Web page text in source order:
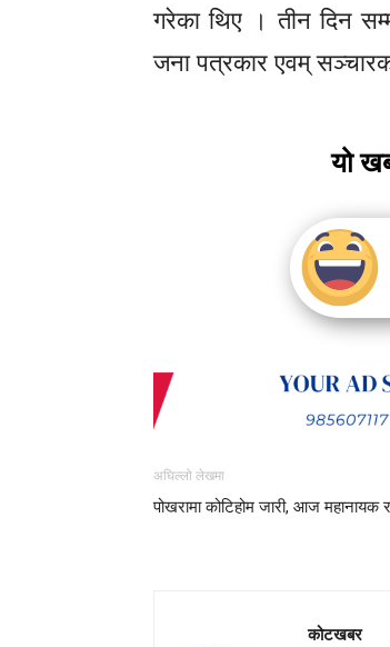
गरेका थिए । तीन दिन
जना पत्रकार एवम्
यो
अघिल्लो लेखमा
पोखरामा कोटिहोम जारी, आज
कोटखबर